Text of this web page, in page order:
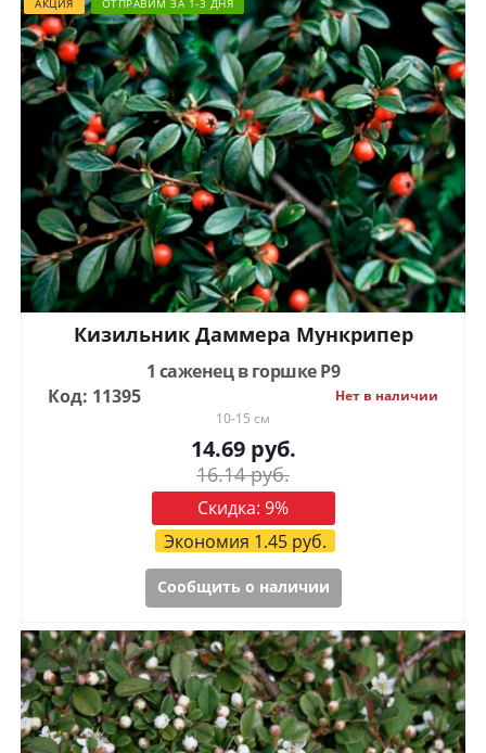
АКЦИЯ ОТПРАВИМ ЗА 1-3 ДНЯ
Кизильник Даммера Мункрипер
1 саженец в горшке Р9
Код: 11395
Нет в наличии
10-15 см
14.69руб.
16.14руб.
Скидка: 9%
Экономия 1.45руб.
Сообщить о наличии